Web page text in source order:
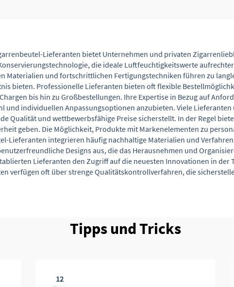
Lieferanten bietet Unternehmen und privaten
die ideale Luftfeuchtigkeitswerte
Materialien und fortschrittlichen Fertigungstechniken führen zu
bieten. Professionelle Lieferanten bieten oft flexible
bis hin zu Großbestellungen. Ihre Expertise in Bezug auf
und individuellen Anpassungsoptionen anzubieten. Viele
Qualität und wettbewerbsfähige Preise sicherstellt. In der Regel
geben. Die Möglichkeit, Produkte mit Markenelementen zu
Lieferanten integrieren häufig nachhaltige Materialien und
Designs aus, die das Herausnehmen und
Lieferanten den Zugriff auf die neuesten Innovationen in
verfügen oft über strenge Qualitätskontrollverfahren, die
Tipps und Tricks
12